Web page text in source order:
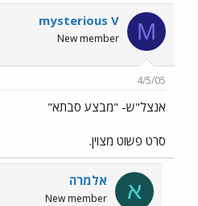
M
mysterious V
New member
4/5/05
אנצל"ש- "מבצע סבתא"
סרט פשוט מצוין.
א אלמרה
New member